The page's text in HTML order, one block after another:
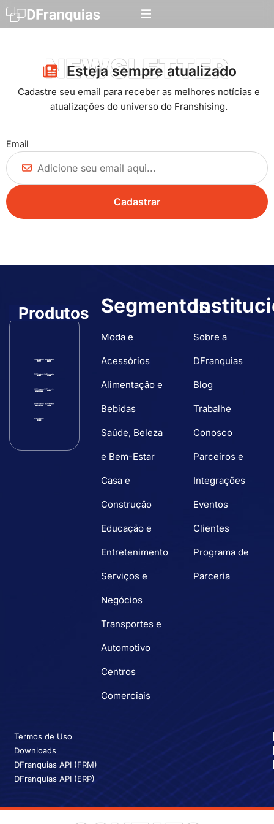
NEWSLETTER
Esteja sempre atualizado​
Cadastre seu email para receber as melhores notícias e
atualizações do universo do Franshising.
Email
Segmentos
Moda e
Acessórios
Alimentação e
Bebidas
Saúde, Beleza
e Bem-Estar
Casa e
Construção
Educação e
Entretenimento
Serviços e
Negócios
Transportes e
Automotivo
Centros
Comerciais
Produtos
Sobre a
DFranquias
Blog
Trabalhe
Conosco
Parceiros e
Integrações
Eventos
Clientes
Programa de
Parceria
Termos de Uso
Downloads
DFranquias API (FRM)
DFranquias API (ERP)